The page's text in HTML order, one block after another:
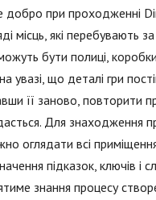
добро при проходженні
місць, які перебувають
бути полиці,
увазі, що деталі гри
її заново, повторити
Для знаходження
оглядати всі
підказок, ключів і
знання процесу